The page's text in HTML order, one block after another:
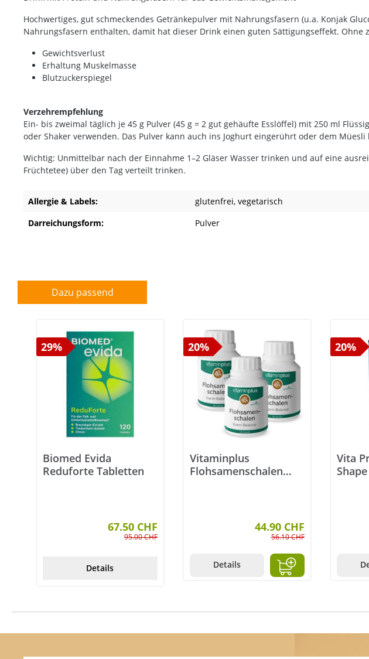
Hochwertiges, gut schmeckendes Getränkepulver mit Nahrungsfasern (u.a. Konjak
Nahrungsfasern enthalten, damit hat dieser Drink einen guten Sättigungseffekt. Ohne
Gewichtsverlust
Erhaltung Muskelmasse
Blutzuckerspiegel
Verzehrempfehlung
Ein- bis zweimal täglich je 45 g Pulver (45 g = 2 gut gehäufte Esslöffel) mit 250 ml
oder Shaker verwenden. Das Pulver kann auch ins Joghurt eingerührt oder dem
Wichtig: Unmittelbar nach der Einnahme 1–2 Gläser Wasser trinken und auf eine
Früchtetee) über den Tag verteilt trinken.
Allergie & Labels: glutenfrei, vegetarisch
Darreichungsform:
Pulver
Dazu passend
29%
Biomed Evida
Reduforte Tabletten
67.50 CHF
95.00 CHF
Details
20%
Vitaminplus
Flohsamenschalen
44.90 CHF
56.10 CHF
Details
20%
Vita